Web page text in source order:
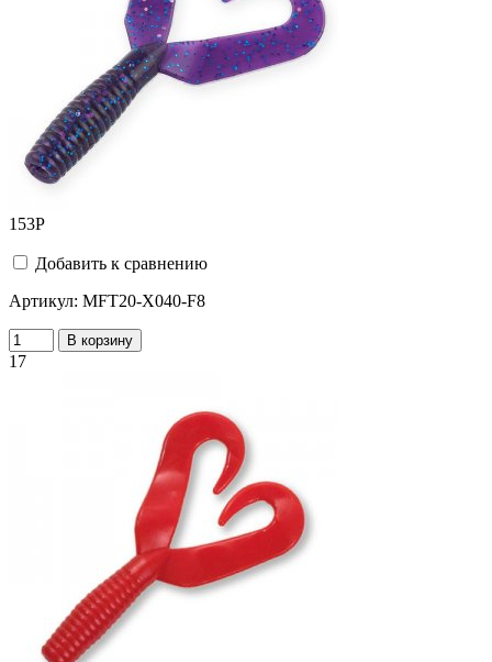
153Р
Добавить к сравнению
Артикул: MFT20-X040-F8
В корзину
17